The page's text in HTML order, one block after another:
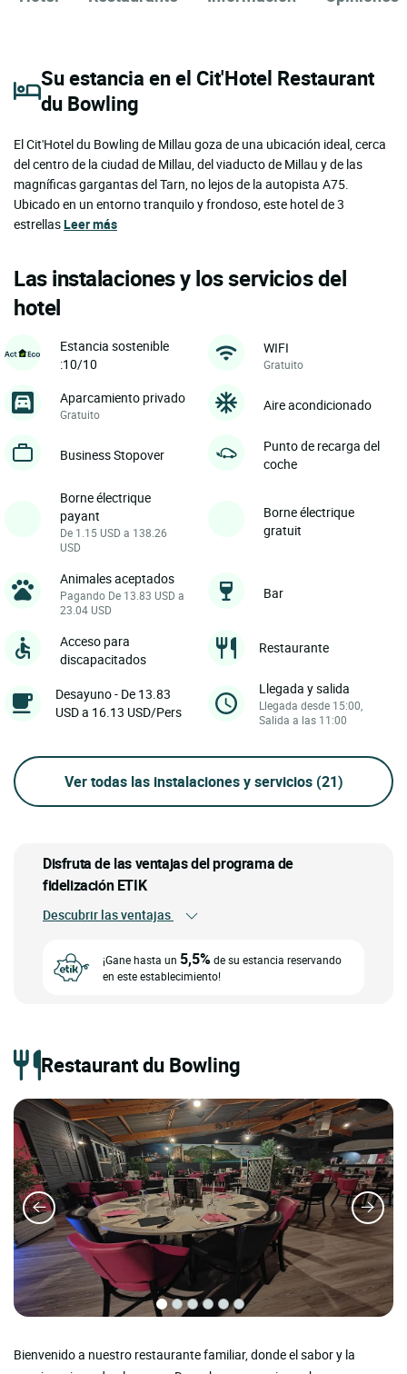
Su estancia en el Cit'Hotel Restaurant
du Bowling
El Cit'Hotel du Bowling de Millau goza de una ubicación ideal, cerca
del centro de la ciudad de Millau, del viaducto de Millau y de las
magníficas gargantas del Tarn, no lejos de la autopista A75.
Ubicado en un entorno tranquilo y frondoso, este hotel de 3
estrellasLeer más
Las instalaciones y los servicios del
hotel
Estancia sostenible
:10/10
WIFI
Gratuito
Aparcamiento privado
Gratuito
Aire acondicionado
Business Stopover
Punto de recarga del
coche
Borne électrique
payant
De 1.15 USD a 138.26
USD
Borne électrique
gratuit
Animales aceptados
Pagando De 13.83 USD a
23.04 USD
Bar
Acceso para
discapacitados
Restaurante
Desayuno - De 13.83
USD a 16.13 USD/Pers
Llegada y salida
Llegada desde 15:00,
Salida a las 11:00
Ver todas las instalaciones y servicios (21)
Disfruta de las ventajas del programa de
fidelización ETIK
Descubrir las ventajas
¡Gane hasta un 5,5%de su estancia reservando
en este establecimiento!
Restaurant du Bowling
Bienvenido a nuestro restaurante familiar, donde el sabor y la